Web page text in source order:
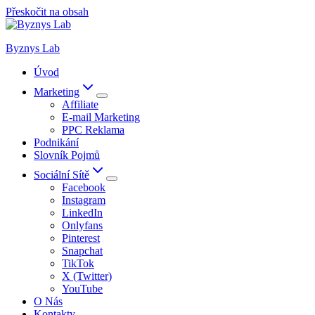
Přeskočit na obsah
Byznys Lab
Úvod
Marketing
Affiliate
E-mail Marketing
PPC Reklama
Podnikání
Slovník Pojmů
Sociální Sítě
Facebook
Instagram
LinkedIn
Onlyfans
Pinterest
Snapchat
TikTok
X (Twitter)
YouTube
O Nás